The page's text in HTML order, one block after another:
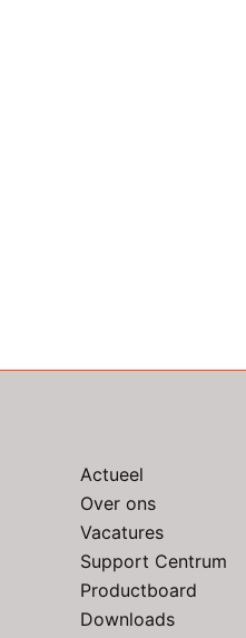
Actueel
Over ons
Vacatures
Support Centrum
Productboard
Downloads